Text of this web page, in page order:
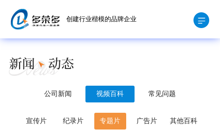
创建行业楷模的品牌企业
公司新闻 视频百科 常见问题
宣传片 纪录片 专题片 广告片 其他百科